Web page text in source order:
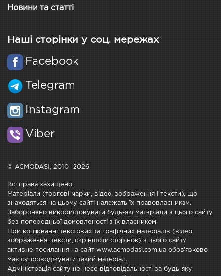
Новини та статті
Наші сторінки у соц. мережах
Facebook
Telegram
Instagram
Viber
© ACMODASI, 2010 -2026
Всі права захищено.
Матеріали (торгові марки, відео, зображення і тексти), що
знаходяться на цьому сайті належать їх правовласникам.
Заборонено використовувати будь-які матеріали з цього сайту
без попередньої домовленості з їх власником.
При копіюванні текстових та графічних матеріалів (відео,
зображення, тексти, скріншоти сторінок) з цього сайту
активне посилання на сайт www.acmodasi.com.ua обов'язково
має супроводжувати такий матеріал.
Адміністрація сайту не несе відповідальності за будь-яку